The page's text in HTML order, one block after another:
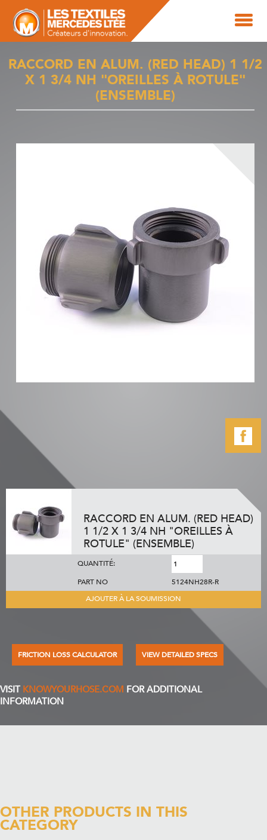
RACCORD EN ALUM. (RED HEAD) 1 1/2
X 1 3/4 NH "OREILLES À ROTULE"
(ENSEMBLE)
RACCORD EN ALUM. (RED HEAD)
1 1/2 X 1 3/4 NH "OREILLES À
ROTULE" (ENSEMBLE)
QUANTITÉ:
PART NO
5124NH28R-R
AJOUTER À LA SOUMISSION
FRICTION LOSS CALCULATOR VIEW DETAILED SPECS
VISIT KNOWYOURHOSE.COM FOR ADDITIONAL
INFORMATION
OTHER PRODUCTS IN THIS
CATEGORY